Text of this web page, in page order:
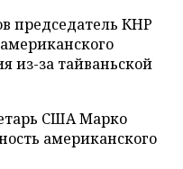
председатель КНР
американского
из-за тайваньской
США Марко
американского